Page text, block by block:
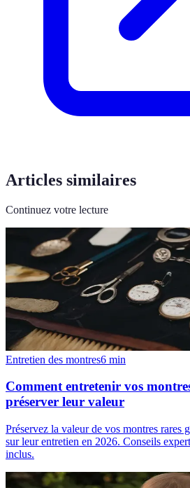
Articles similaires
Continuez votre lecture
Entretien des montres6 min
Comment entretenir vos
préserver leur valeur
Préservez la valeur de vos montres rares
sur leur entretien en 2026. Conseils
inclus.